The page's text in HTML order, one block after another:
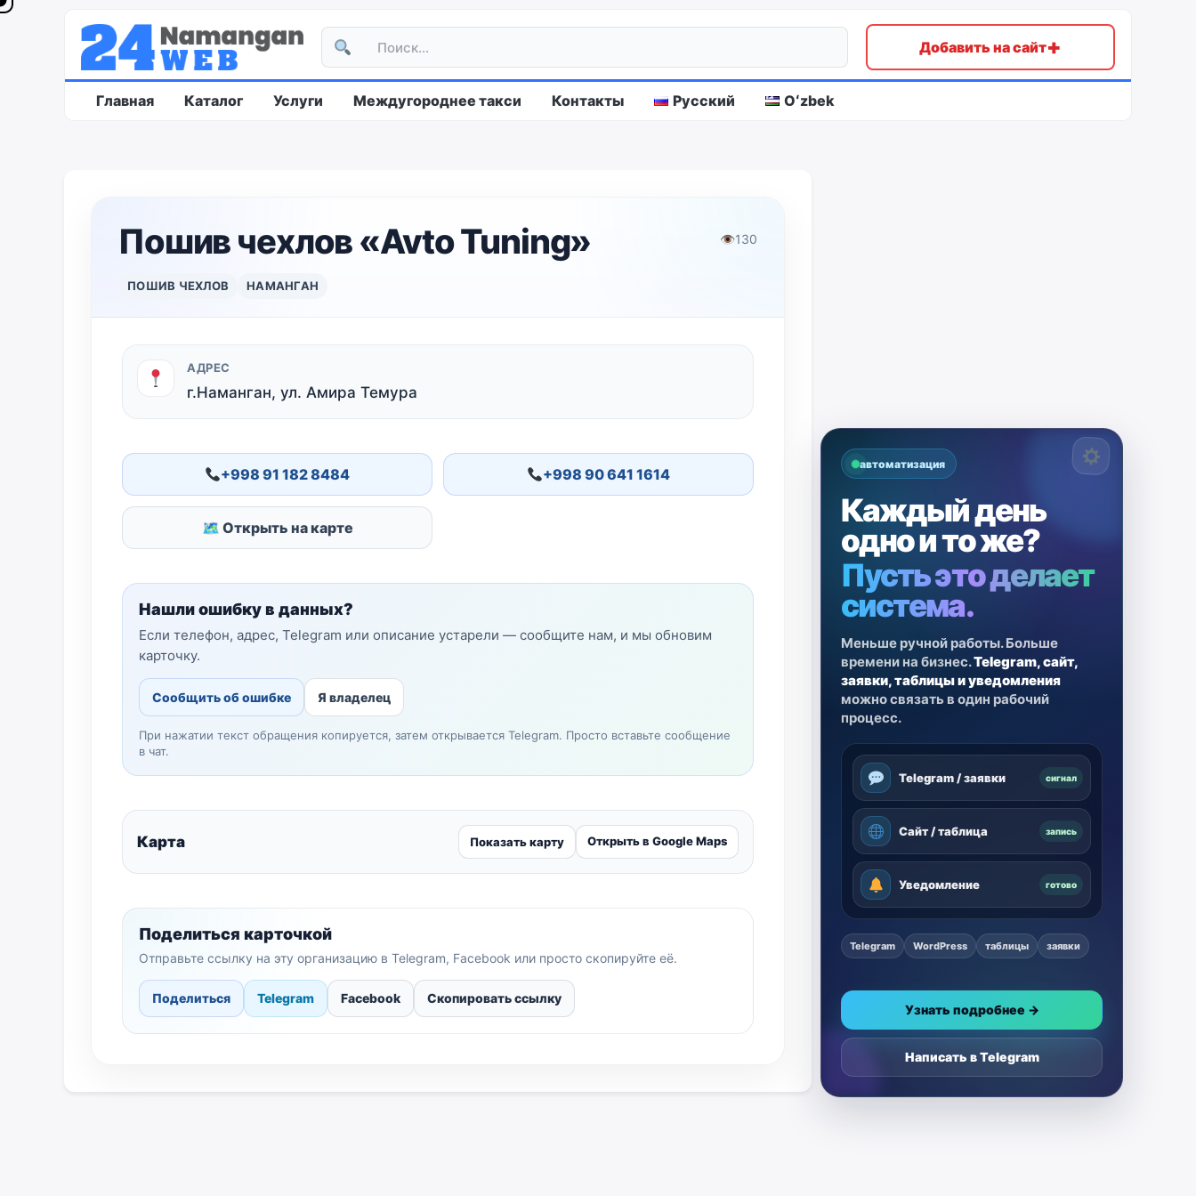
Добавить на сайт+
Главная Каталог Услуги Междугороднее такси Контакты Русский Oʻzbek
Пошив чехлов «Avto Tuning» 👁130
ПОШИВ ЧЕХЛОВ НАМАНГАН
АДРЕС
г.Наманган, ул. Амира Темура
+998 91 182 8484 +998 90 641 1614
🗺 Открыть на карте
Нашли ошибку в данных?
Если телефон, адрес, Telegram или описание устарели — сообщите нам, и мы обновим
карточку.
Сообщить об ошибке Я владелец
При нажатии текст обращения копируется, затем открывается Telegram. Просто вставьте сообщение
в чат.
Карта Показать карту Открыть в Google Maps
Поделиться карточкой
Отправьте ссылку на эту организацию в Telegram, Facebook или просто скопируйте её.
Поделиться Telegram Facebook Скопировать ссылку
автоматизация
Каждый день
одно и то же?
Пусть это делает
система.
Меньше ручной работы. Больше
времени на бизнес.Telegram, сайт,
заявки, таблицы и уведомления
можно связать в один рабочий
процесс.
Telegram / заявки сигнал
Сайт / таблица запись
Уведомление готово
Telegram WordPress таблицы заявки
Узнать подробнее →
Написать в Telegram